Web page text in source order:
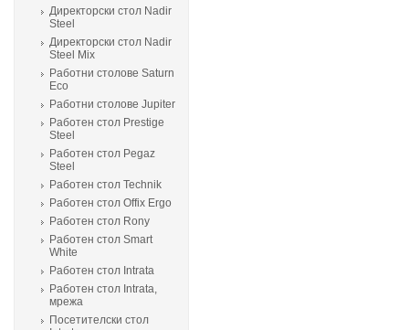
Директорски стол Nadir
Steel
Директорски стол Nadir
Steel Mix
Работни столове Saturn
Eco
Работни столове Jupiter
Работен стол Prestige
Steel
Работен стол Pegaz
Steel
Работен стол Technik
Работен стол Offix Ergo
Работен стол Rony
Работен стол Smart
White
Работен стол Intrata
Работен стол Intrata,
мрежа
Посетителски стол